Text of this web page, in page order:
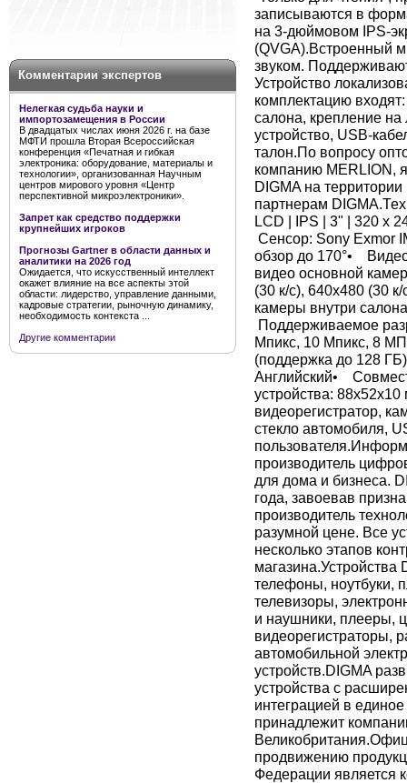
Комментарии экспертов
Нелегкая судьба науки и
импортозамещения в России
В двадцатых числах июня 2026 г. на базе
МФТИ прошла Вторая Всероссийская
конференция «Печатная и гибкая
электроника: оборудование, материалы и
технологии», организованная Научным
центров мирового уровня «Центр
перспективной микроэлектроники».
Запрет как средство поддержки
крупнейших игроков
Прогнозы Gartner в области данных и
аналитики на 2026 год
Ожидается, что искусственный интеллект
окажет влияние на все аспекты этой
области: лидерство, управление данными,
кадровые стратегии, рыночную динамику,
необходимость контекста ...
Другие комментарии
записываются в
на 3-дюймовом IPS-
(QVGA).Встроенный
звуком.
Устройство
комплектацию
салона, крепление
устройство, USB-
талон.По вопросу
компанию MERLION,
DIGMA на
партнерам
LCD | IPS | 3" | 320 x
Сенсор: Sony Exmor
обзор до 170°•
видео основной
(30 к/c), 640x480 (30
камеры внутри
Поддерживаемое
Мпикс, 10 Мпикс, 8
(поддержка до 128
Английский•
устройства:
видеорегистратор,
стекло автомобиля,
производитель
для дома и бизнеса.
года, завоевав
производитель
разумной цене. Все
несколько этапов
телефоны, ноутбуки,
телевизоры,
и наушники, плееры,
видеорегистраторы,
автомобильной
устройств.DIGMA
устройства с
интеграцией в
принадлежит
продвижению
Федерации является